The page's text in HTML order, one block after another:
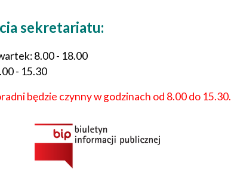
sekretariatu:
8.00 - 18.00
- 15.30
będzie czynny w godzinach od 8.00 do 15.30.